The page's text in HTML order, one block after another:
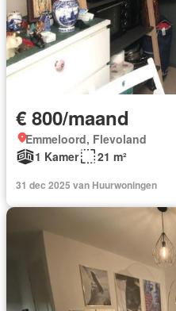
€ 800/maand
Emmeloord, Flevoland
1 Kamer
21 m²
31 dec 2025 van Huurwoningen